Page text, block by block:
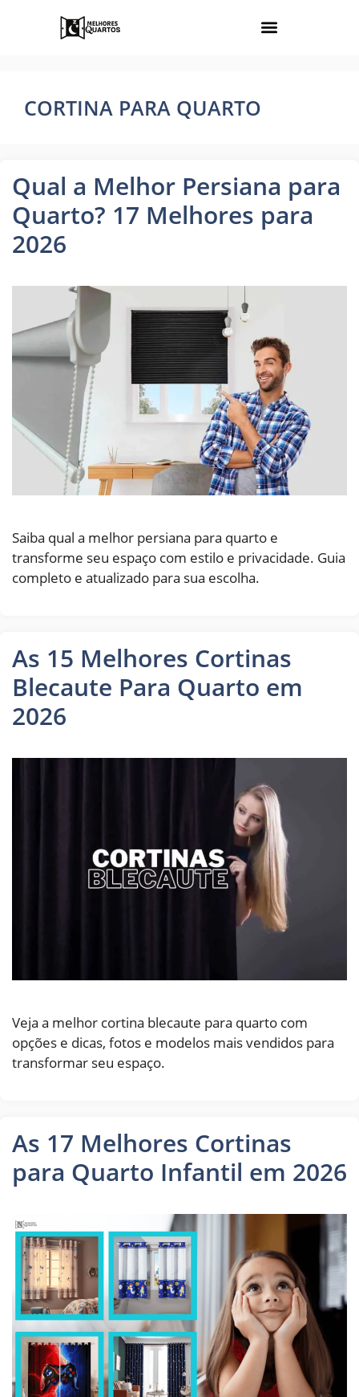
CORTINA PARA QUARTO
Qual a Melhor Persiana para
Quarto? 17 Melhores para
2026
Saiba qual a melhor persiana para quarto e
transforme seu espaço com estilo e privacidade. Guia
completo e atualizado para sua escolha.
As 15 Melhores Cortinas
Blecaute Para Quarto em
2026
Veja a melhor cortina blecaute para quarto com
opções e dicas, fotos e modelos mais vendidos para
transformar seu espaço.
As 17 Melhores Cortinas
para Quarto Infantil em 2026